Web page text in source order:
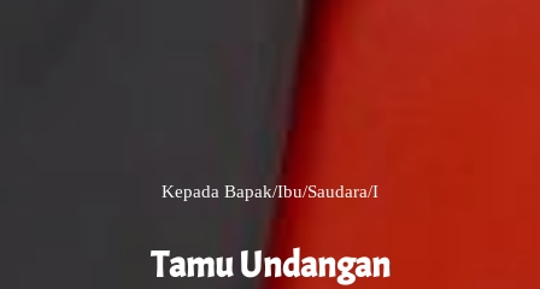
Kepada Bapak/Ibu/Saudara/i
Tamu Undangan